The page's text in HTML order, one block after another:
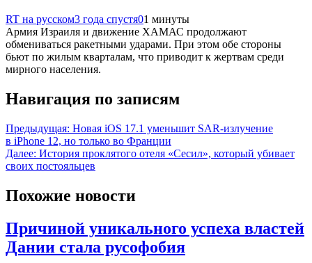
RT на русском3 года спустя01 минуты
Армия Израиля и движение ХАМАС продолжают
обмениваться ракетными ударами. При этом обе стороны
бьют по жилым кварталам, что приводит к жертвам среди
мирного населения.
Навигация по записям
Предыдущая: Новая iOS 17.1 уменьшит SAR-излучение
в iPhone 12, но только во Франции
Далее: История проклятого отеля «Сесил», который убивает
своих постояльцев
Похожие новости
Причиной уникального успеха властей
Дании стала русофобия